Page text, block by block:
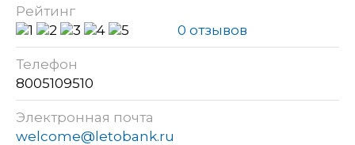
Рейтинг
0 отзывов
Телефон
8005109510
Электронная почта
welcome@letobank.ru